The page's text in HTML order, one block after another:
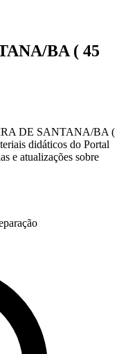
BA ( 45
DE SANTANA/BA (
didáticos do Portal
e atualizações sobre